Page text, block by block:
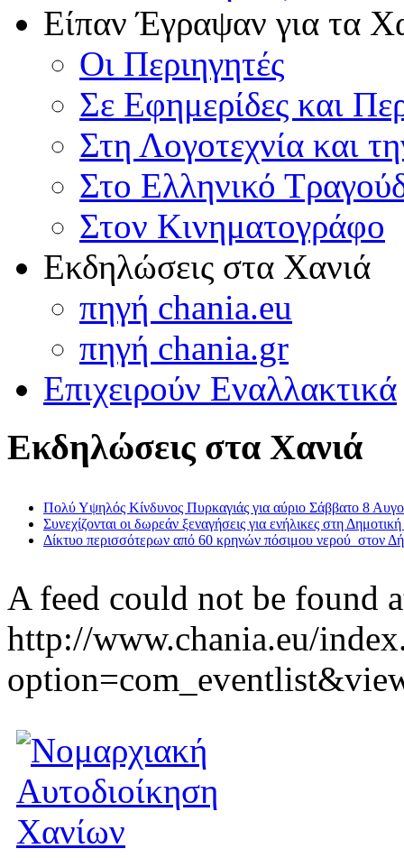
Είπαν Έγραψαν για τα
Οι Περιηγητές
Σε Εφημερίδες και
Στη Λογοτεχνία και
Στο Ελληνικό
Στον Κινηματογράφο
Εκδηλώσεις στα Χανιά
πηγή chania.eu
πηγή chania.gr
Επιχειρούν Εναλλακτικά
Εκδηλώσεις στα Χανιά
Πολύ Υψηλός Κίνδυνος Πυρκαγιάς για αύριο Σάββατο 8
Συνεχίζονται οι δωρεάν ξεναγήσεις για ενήλικες στη
Δίκτυο περισσότερων από 60 κρηνών πόσιμου νερού στον
A feed could not be found
http://www.chania.eu/